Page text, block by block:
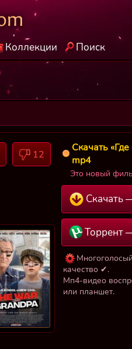
Коллекции Поиск
12
Скачать
mp4
Это новый
Скачать
Торрент
качество ✔.
Мп4-видео
или планшет.